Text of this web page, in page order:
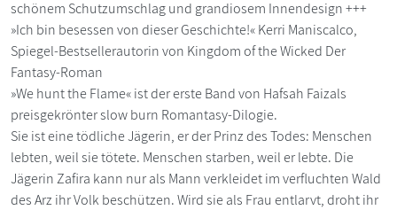
schönem Schutzumschlag und grandiosem Innendesign +++
»Ich bin besessen von dieser Geschichte!« Kerri Maniscalco,
Spiegel-Bestsellerautorin von Kingdom of the Wicked Der
Fantasy-Roman
»We hunt the Flame« ist der erste Band von Hafsah Faizals
preisgekrönter slow burn Romantasy-Dilogie.
Sie ist eine tödliche Jägerin, er der Prinz des Todes: Menschen
lebten, weil sie tötete. Menschen starben, weil er lebte. Die
Jägerin Zafira kann nur als Mann verkleidet im verfluchten Wald
des Arz ihr Volk beschützen. Wird sie als Frau entlarvt, droht ihr